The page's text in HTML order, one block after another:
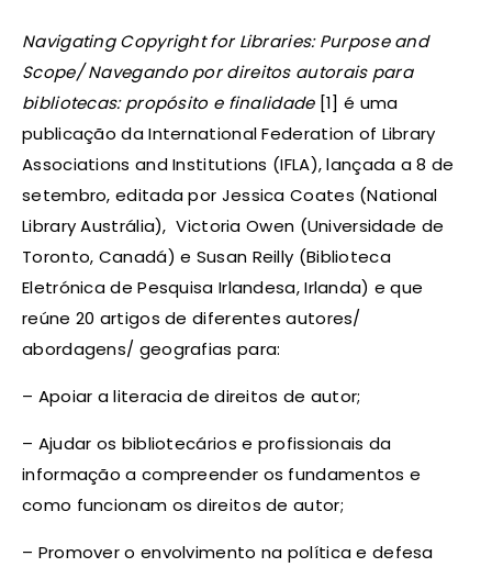
Navigating Copyright for Libraries: Purpose and
Scope/ Navegando por direitos autorais para
bibliotecas: propósito e finalidade[1] é uma
publicação da International Federation of Library
Associations and Institutions (IFLA), lançada a 8 de
setembro, editada por Jessica Coates (National
Library Austrália), Victoria Owen (Universidade de
Toronto, Canadá) e Susan Reilly (Biblioteca
Eletrónica de Pesquisa Irlandesa, Irlanda) e que
reúne 20 artigos de diferentes autores/
abordagens/ geografias para:
– Apoiar a literacia de direitos de autor;
– Ajudar os bibliotecários e profissionais da
informação a compreender os fundamentos e
como funcionam os direitos de autor;
– Promover o envolvimento na política e defesa